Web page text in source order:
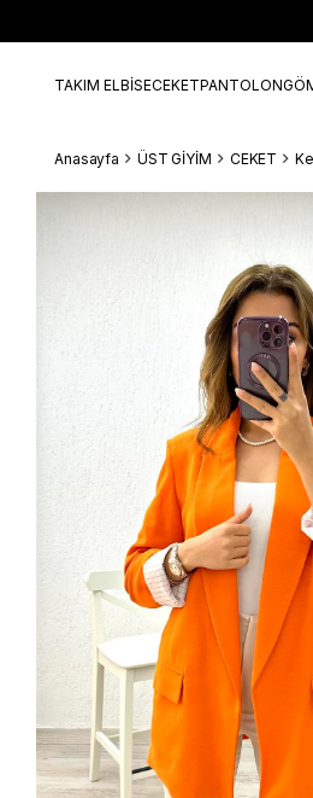
TAKIM ELBİSECEKETPANTOLON
Anasayfa ÜST GİYİM CEKET